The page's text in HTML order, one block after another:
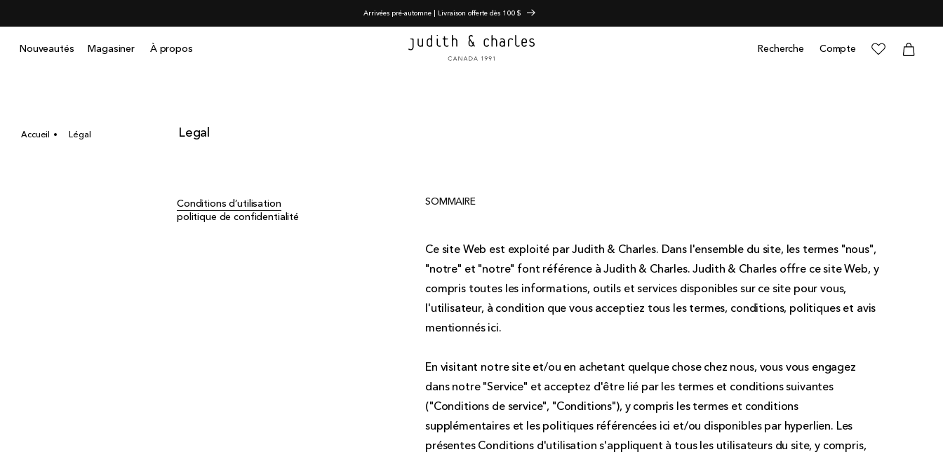
passer
contenu
Arrivées pré-automne | Livraison offerte dès 100 $
Nouveautés Magasiner À propos Recherche Compte
Connexion
Panier Panier
Accueil Légal Legal
Conditions d’utilisation
politique de confidentialité
SOMMAIRE
Ce site Web est exploité par Judith & Charles. Dans l'ensemble du site, les termes "nous",
"notre" et "notre" font référence à Judith & Charles. Judith & Charles offre ce site Web, y
compris toutes les informations, outils et services disponibles sur ce site pour vous,
l'utilisateur, à condition que vous acceptiez tous les termes, conditions, politiques et avis
mentionnés ici.
En visitant notre site et/ou en achetant quelque chose chez nous, vous vous engagez
dans notre "Service" et acceptez d'être lié par les termes et conditions suivantes
("Conditions de service", "Conditions"), y compris les termes et conditions
supplémentaires et les politiques référencées ici et/ou disponibles par hyperlien. Les
présentes Conditions d'utilisation s'appliquent à tous les utilisateurs du site, y compris,